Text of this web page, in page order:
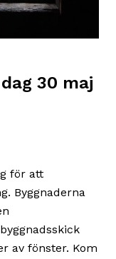
30 maj
för att
Byggnaderna
av fönster. Kom